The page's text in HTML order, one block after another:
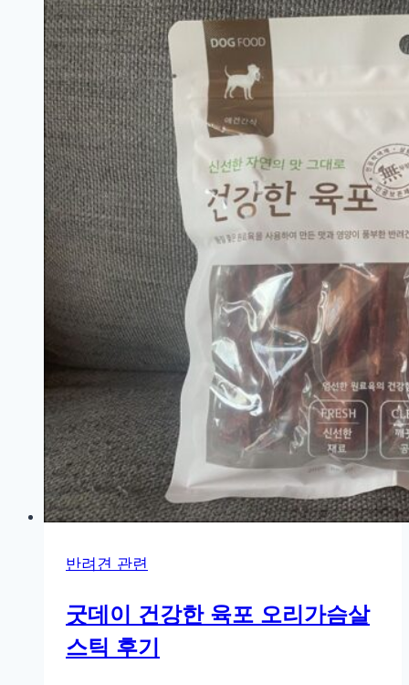
스
토
맥
스
–
강
아
지
유
산
균
후
기
반려견 관련
굿데이 건강한 육포 오리가슴살
스틱 후기